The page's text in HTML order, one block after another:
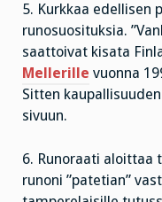
5. Kurkkaa edellisen
runosuosituksia.
saattoivat kisata
Mellerille vuonna
Sitten
sivuun.
6. Runoraati aloittaa
runoni ”patetian”